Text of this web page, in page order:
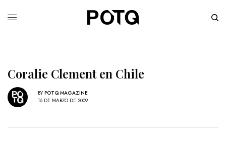
Coralie Clement en Chile
BY POTQ MAGAZINE
16 DE MARZO DE 2009